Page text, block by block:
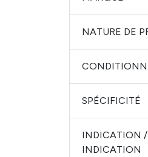
NATURE DE
SPÉCIFICITÉ
INDICATION
INDICATION